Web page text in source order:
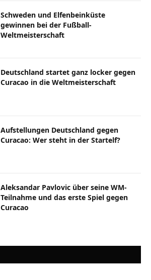
Schweden und Elfenbeinküste
gewinnen bei der Fußball-
Weltmeisterschaft
Deutschland startet ganz locker gegen
Curacao in die Weltmeisterschaft
Aufstellungen Deutschland gegen
Curacao: Wer steht in der Startelf?
Aleksandar Pavlovic über seine WM-
Teilnahme und das erste Spiel gegen
Curacao